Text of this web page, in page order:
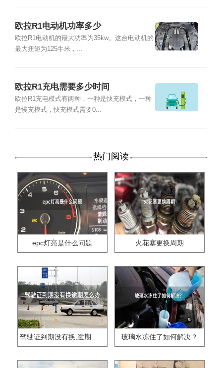
欧拉R1电动机功率多少
欧拉R1电动机的最大功率为35kw。这台电动机的
最大扭矩为125牛米，...
欧拉R1充电需要多少时间
欧拉R1充电模式有两种，一种是快充模式，一种
是慢充模式，快充模式需要0...
热门阅读
epc灯亮是什么问题 火花塞更换周期
驾驶证到期没有换,逾期怎么办?? 玻璃水冻住了如何解决？